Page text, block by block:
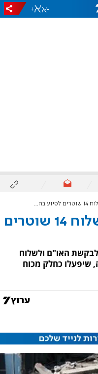
-
+
הממשלה אישרה משלוח 14 שוטרים
האו"ם ולשלוח
אנשי משטרה, שיפעלו כחלק מכוח